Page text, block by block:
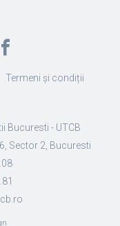
Termeni și condiții
Bucuresti - UTCB
Sector 2, Bucuresti